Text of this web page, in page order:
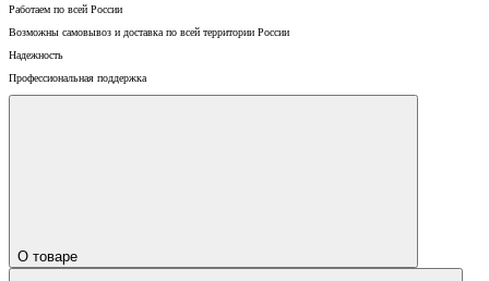
Работаем по всей России
Возможны самовывоз и доставка по всей территории России
Надежность
Профессиональная поддержка
О товаре